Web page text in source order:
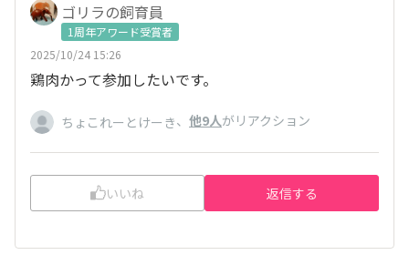
ゴリラの飼育員
1周年アワード受賞者
2025/10/24 15:26
鶏肉かって参加したいです。
ちょこれーとけーき、 他9人がリアクション
いいね 返信する